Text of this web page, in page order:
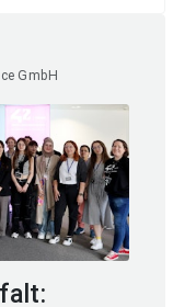
GmbH